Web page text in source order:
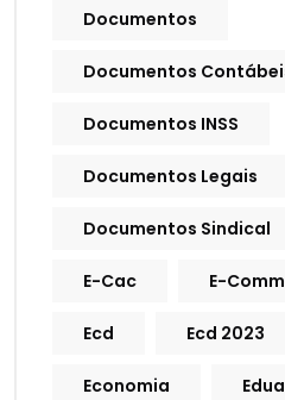
Documentos
Documentos
Documentos INSS
Documentos Legais
Documentos Sindical
E-Cac E-
Ecd Ecd 2023
Economia